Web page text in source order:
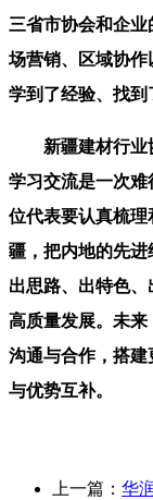
三省市协会和企
场营销、区域协作
学到了经验、找到
新疆建材行业协
学习交流是一次
位代表要认真梳
疆，把内地的先
出思路、出特色
高质量发展。未
沟通与合作，搭
与优势互补。
上一篇： 华